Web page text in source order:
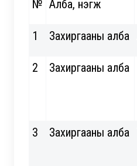
№ Алба, нэгж
1 Захиргааны алба
2 Захиргааны алба
3 Захиргааны алба